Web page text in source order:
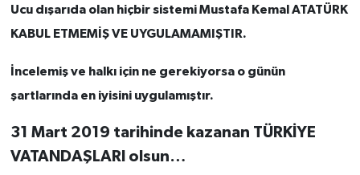
Ucu dışarıda olan hiçbir sistemi Mustafa Kemal ATATÜRK
KABUL ETMEMİŞ VE UYGULAMAMIŞTIR.
İncelemiş ve halkı için ne gerekiyorsa o günün
şartlarında en iyisini uygulamıştır.
31 Mart 2019 tarihinde kazanan TÜRKİYE
VATANDAŞLARI olsun…